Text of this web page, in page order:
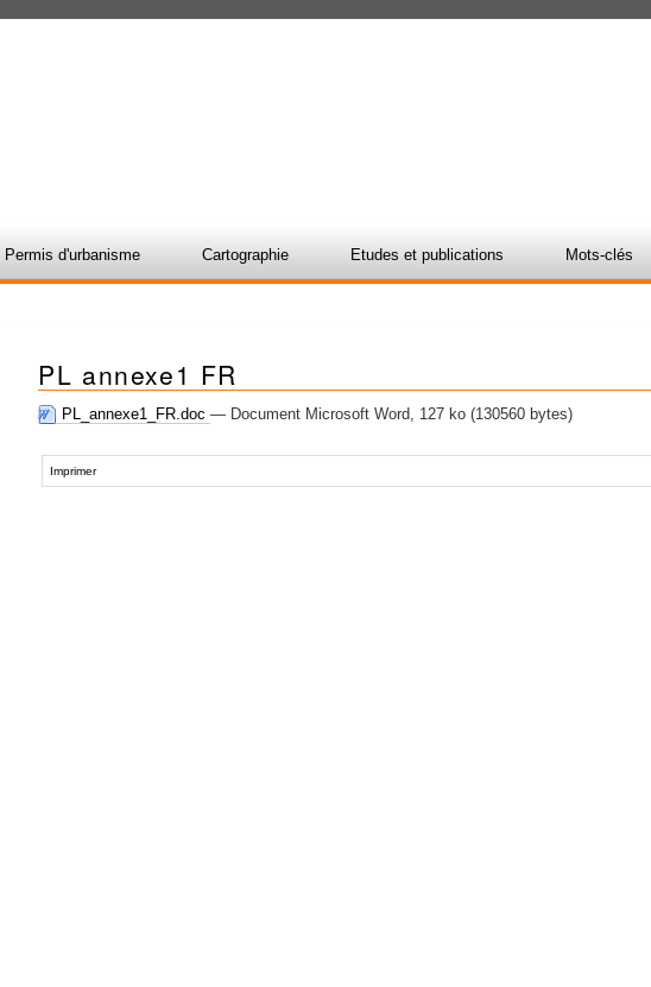
Permis d'urbanisme Cartographie Etudes et publications Mots-clés
PL annexe1 FR
PL_annexe1_FR.doc— Document Microsoft Word, 127 ko (130560 bytes)
surImprimer